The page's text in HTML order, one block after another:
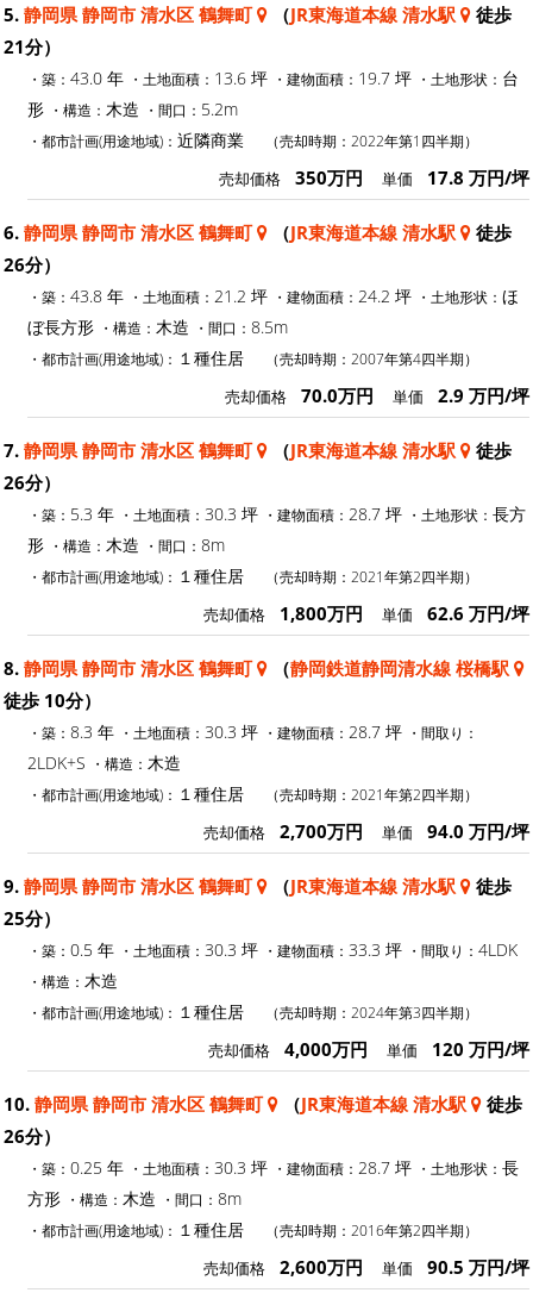
5. 静岡県 静岡市 清水区 鶴舞町 （JR東海道本線 清水駅
徒歩
21分）
・築： 43.0 年 ・土地面積： 13.6 坪 ・建物面積： 19.7 坪 ・土地形状： 台
形 ・構造： 木造 ・間口： 5.2m
・都市計画(用途地域)： 近隣商業 （売却時期：2022年第1四半期）
売却価格 350万円 単価 17.8 万円/坪
6. 静岡県 静岡市 清水区 鶴舞町 （JR東海道本線 清水駅
徒歩
26分）
・築： 43.8 年 ・土地面積： 21.2 坪 ・建物面積： 24.2 坪 ・土地形状： ほ
ぼ長方形 ・構造： 木造 ・間口： 8.5m
・都市計画(用途地域)： １種住居 （売却時期：2007年第4四半期）
売却価格 70.0万円 単価 2.9 万円/坪
7. 静岡県 静岡市 清水区 鶴舞町 （JR東海道本線 清水駅
徒歩
26分）
・築： 5.3 年 ・土地面積： 30.3 坪 ・建物面積： 28.7 坪 ・土地形状： 長方
形 ・構造： 木造 ・間口： 8m
・都市計画(用途地域)： １種住居 （売却時期：2021年第2四半期）
売却価格 1,800万円 単価 62.6 万円/坪
8. 静岡県 静岡市 清水区 鶴舞町 （静岡鉄道静岡清水線 桜橋駅
徒歩 10分）
・築： 8.3 年 ・土地面積： 30.3 坪 ・建物面積： 28.7 坪 ・間取り：
2LDK+S ・構造： 木造
・都市計画(用途地域)： １種住居 （売却時期：2021年第2四半期）
売却価格 2,700万円 単価 94.0 万円/坪
9. 静岡県 静岡市 清水区 鶴舞町 （JR東海道本線 清水駅
徒歩
25分）
・築： 0.5 年 ・土地面積： 30.3 坪 ・建物面積： 33.3 坪 ・間取り： 4LDK
・構造： 木造
・都市計画(用途地域)： １種住居 （売却時期：2024年第3四半期）
売却価格 4,000万円 単価 120 万円/坪
10. 静岡県 静岡市 清水区 鶴舞町 （JR東海道本線 清水駅
徒歩
26分）
・築： 0.25 年 ・土地面積： 30.3 坪 ・建物面積： 28.7 坪 ・土地形状： 長
方形 ・構造： 木造 ・間口： 8m
・都市計画(用途地域)： １種住居 （売却時期：2016年第2四半期）
売却価格 2,600万円 単価 90.5 万円/坪